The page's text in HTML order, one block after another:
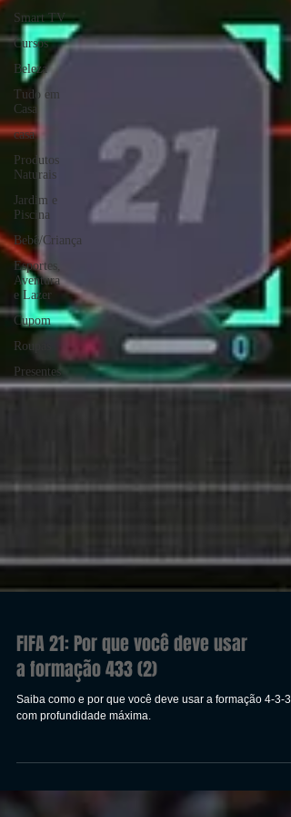
Smart TV
Cursos
Beleza
Tudo em
Casa
casa
Produtos
Naturais
Jardim e
Piscina
Bebê/Criança
Esportes,
Aventura
e Lazer
Cupom
Roupas
Presentes
FIFA 21: Por que você deve usar
com profundidade máxima.